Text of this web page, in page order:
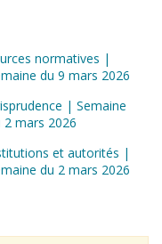
normatives |
du 9 mars 2026
| Semaine
2 mars 2026
et autorités |
du 2 mars 2026